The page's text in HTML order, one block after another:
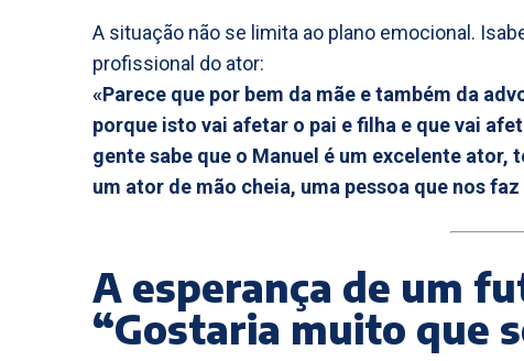
A situação não se limita ao plano emocional.
profissional do ator:
«Parece que por bem da mãe e também da
porque isto vai afetar o pai e filha e que vai
gente sabe que o Manuel é um excelente
um ator de mão cheia, uma pessoa que nos
A esperança de um
“Gostaria muito que